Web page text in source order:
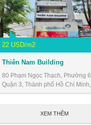
22 USD/m2
Thiên Nam Building
80 Phạm Ngọc Thạch, Phường 6,
Quận 3, Thành phố Hồ Chí Minh,
Vietnam
XEM THÊM